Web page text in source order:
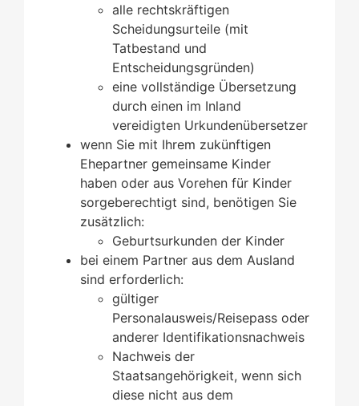
alle rechtskräftigen
Scheidungsurteile (mit
Tatbestand und
Entscheidungsgründen)
eine vollständige Übersetzung
durch einen im Inland
vereidigten Urkundenübersetzer
wenn Sie mit Ihrem zukünftigen
Ehepartner gemeinsame Kinder
haben oder aus Vorehen für Kinder
sorgeberechtigt sind, benötigen Sie
zusätzlich:
​​​​​​​Geburtsurkunden der Kinder
bei einem Partner aus dem Ausland
sind erforderlich:
​​​​​​gültiger
Personalausweis/Reisepass oder
anderer Identifikationsnachweis
​​​​​​​Nachweis der
Staatsangehörigkeit, wenn sich
diese nicht aus dem